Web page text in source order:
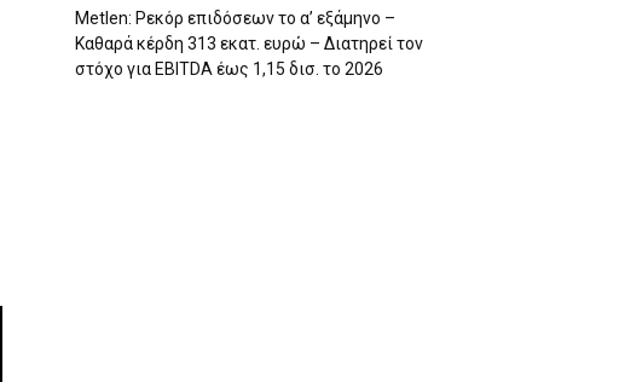
Metlen: Ρεκόρ επιδόσεων το α’ εξάμηνο –
Kαθαρά κέρδη 313 εκατ. ευρώ – Διατηρεί τον
στόχο για EBITDA έως 1,15 δισ. το 2026